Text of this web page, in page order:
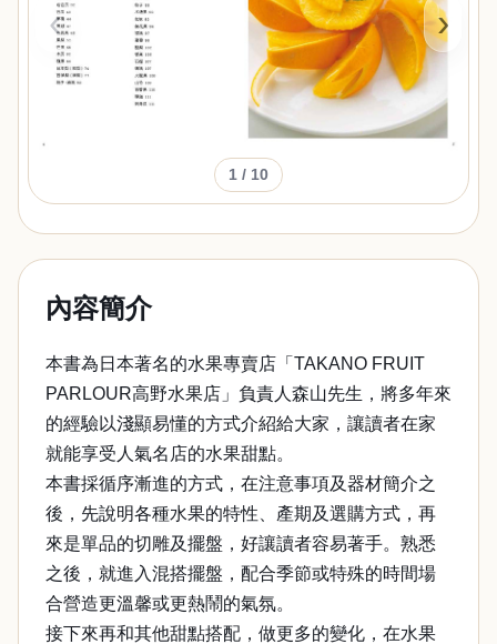
‹ ›
1 / 10
內容簡介
本書為日本著名的水果專賣店「TAKANO FRUIT
PARLOUR高野水果店」負責人森山先生，將多年來
的經驗以淺顯易懂的方式介紹給大家，讓讀者在家
就能享受人氣名店的水果甜點。
本書採循序漸進的方式，在注意事項及器材簡介之
後，先說明各種水果的特性、產期及選購方式，再
來是單品的切雕及擺盤，好讓讀者容易著手。熟悉
之後，就進入混搭擺盤，配合季節或特殊的時間場
合營造更溫馨或更熱鬧的氣氛。
接下來再和其他甜點搭配，做更多的變化，在水果